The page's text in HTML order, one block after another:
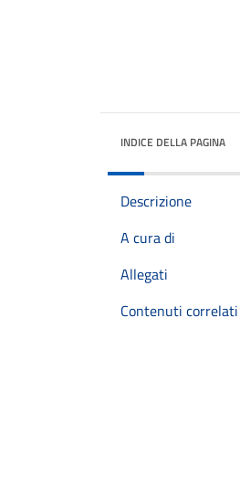
INDICE DELLA PAGINA
Descrizione
A cura di
Allegati
Contenuti correlati